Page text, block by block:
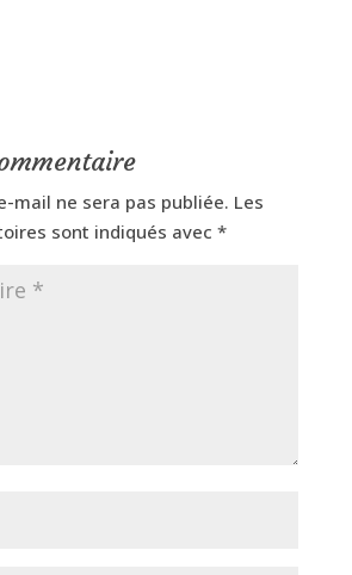
mail ne sera pas publiée. Les
sont indiqués avec *